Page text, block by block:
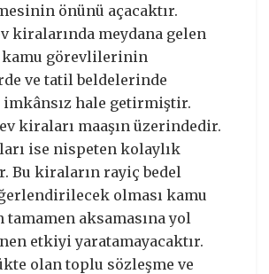
önünü açacaktır.
kiralarında meydana gelen
kamu görevlilerinin
ve tatil beldelerinde
imkânsız hale getirmiştir.
kiraları maaşın üzerindedir.
ise nispeten kolaylık
Bu kiraların rayiç bedel
olması kamu
aksamasına yol
etkiyi yaratamayacaktır.
olan toplu sözleşme ve